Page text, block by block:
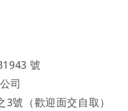
號
司
號（歡迎面交自取）